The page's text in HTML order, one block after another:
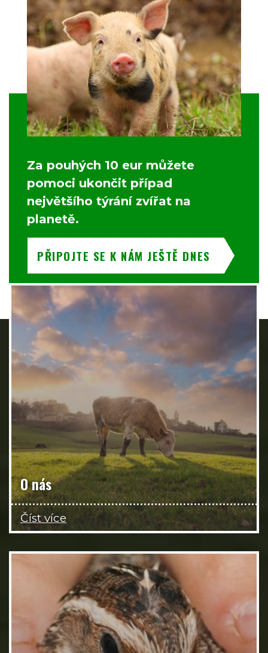
Za pouhých 10 eur můžete
pomoci ukončit případ
největšího týrání zvířat na
planetě.
PŘIPOJTE SE K NÁM JEŠTĚ DNES
O nás
Číst více